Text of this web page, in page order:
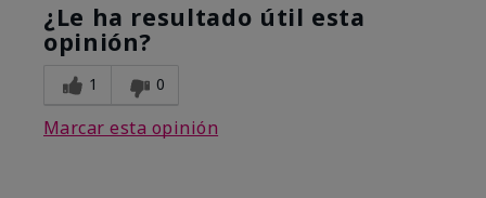
¿Le ha resultado útil esta
opinión?
1 0
Marcar esta opinión